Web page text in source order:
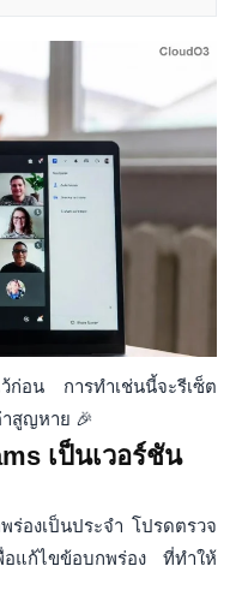
ก่อน การทำเช่นนี้จะรีเซ็ต
สูญหาย 🎉
เป็นเวอร์ชัน
องเป็นประจำ โปรดตรวจ
อแก้ไขข้อบกพร่อง ที่ทำให้